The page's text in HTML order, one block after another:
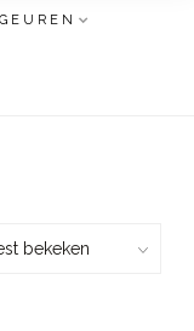
GEUREN